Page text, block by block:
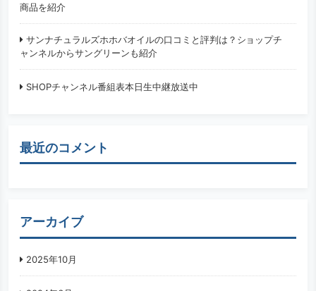
商品を紹介
サンナチュラルズホホバオイルの口コミと評判は？ショップチ
ャンネルからサングリーンも紹介
SHOPチャンネル番組表本日生中継放送中
最近のコメント
アーカイブ
2025年10月